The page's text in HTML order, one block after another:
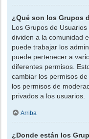
¿Qué son los Grupos
Los Grupos de
dividen a la comunidad
puede trabajar los
puede pertenecer a
diferentes permisos.
cambiar los permisos
los permisos de
privados a los usuarios.
Arriba
¿Donde están los